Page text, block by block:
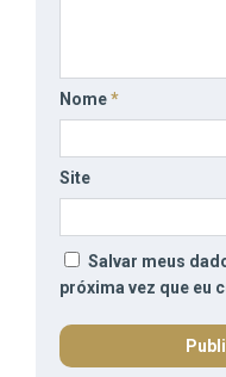
Nome*
Site
Salvar meus
próxima vez que eu